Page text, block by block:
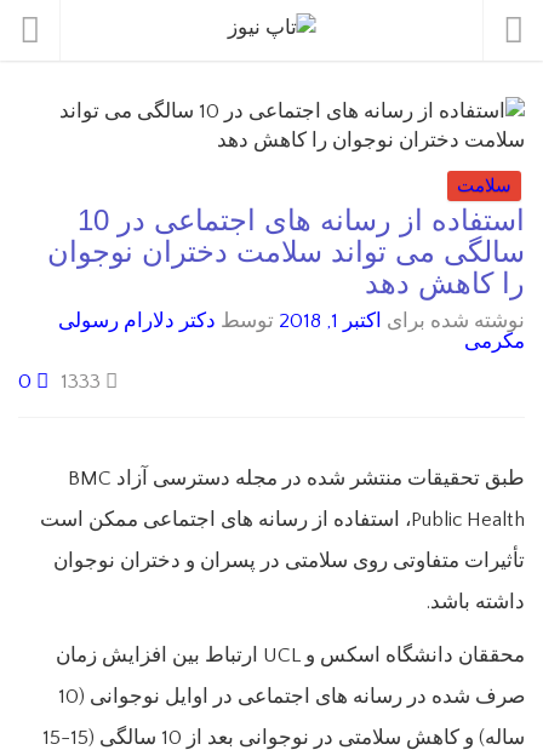
سلامت
استفاده از رسانه های اجتماعی در 10
سالگی می تواند سلامت دختران نوجوان
را کاهش دهد
نوشته شده برای اکتبر 1, 2018 توسط دکتر دلارام رسولی
مکرمی
طبق تحقیقات منتشر شده در مجله دسترسی آزاد BMC
Public Health، استفاده از رسانه های اجتماعی ممکن است
تأثیرات متفاوتی روی سلامتی در پسران و دختران نوجوان
داشته باشد.
محققان دانشگاه اسکس و UCL ارتباط بین افزایش زمان
صرف شده در رسانه های اجتماعی در اوایل نوجوانی (10
ساله) و کاهش سلامتی در نوجوانی بعد از 10 سالگی (15-15